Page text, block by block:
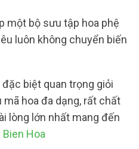
một bộ sưu tập hoa phệ
luôn không chuyển biến
biệt quan trọng giỏi
mã hoa đa dạng, rất chất
lòng lớn nhất mang đến
Bien Hoa